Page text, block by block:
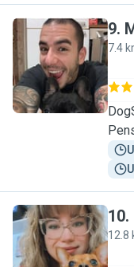
M
9.
7.4
F
10.
12.8